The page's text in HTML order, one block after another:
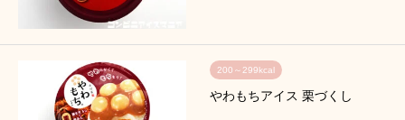
200～299kcal
やわもちアイス 栗づくし